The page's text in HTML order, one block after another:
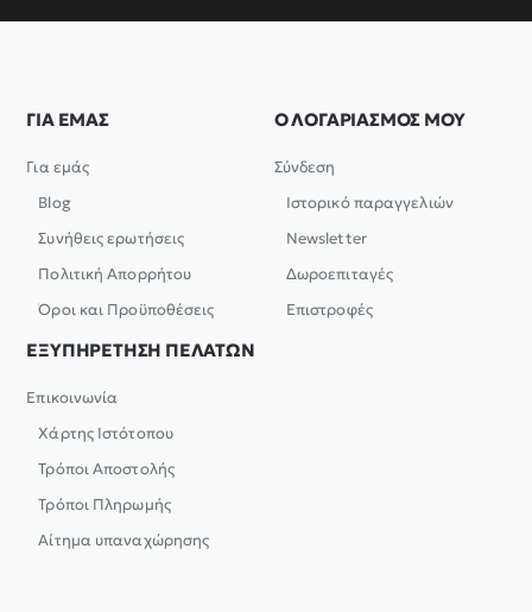
ΓΙΑ ΕΜΑΣ
Για εμάς
Blog
Συνήθεις ερωτήσεις
Πολιτική Απορρήτου
Όροι και Προϋποθέσεις
Ο ΛΟΓΑΡΙΑΣΜΟΣ ΜΟΥ
Σύνδεση
Ιστορικό παραγγελιών
Newsletter
Δωροεπιταγές
Επιστροφές
ΕΞΥΠΗΡΕΤΗΣΗ ΠΕΛΑΤΩΝ
Επικοινωνία
Χάρτης Ιστότοπου
Τρόποι Αποστολής
Τρόποι Πληρωμής
Αίτημα υπαναχώρησης